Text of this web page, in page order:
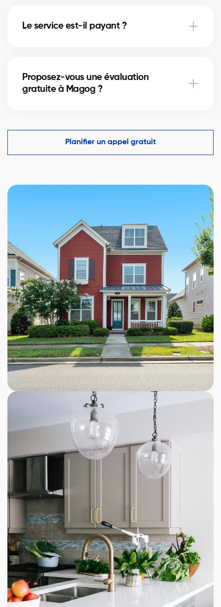
appairage.
Le service est-il payant ?
vous.Proposez-vous une évaluation
gratuite à Magog ?
sur ventes récentes et tendances locales.
Planifier un appel gratuit